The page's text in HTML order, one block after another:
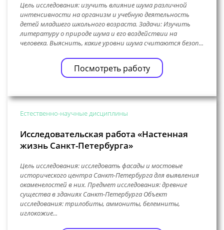
Цель исследования: изучить влияние шума различной
интенсивности на организм и учебную деятельность
детей младшего школьного возраста. Задачи: Изучить
литературу о природе шума и его воздействии на
человека. Выяснить, какие уровни шума считаются безоп...
Посмотреть работу
Естественно-научные дисциплины
Исследовательская работа «Настенная
жизнь Санкт-Петербурга»
Цель исследования: исследовать фасады и мостовые
исторического центра Санкт-Петербурга для выявления
окаменелостей в них. Предмет исследования: древние
существа в зданиях Санкт-Петербурга Объект
исследования: трилобиты, аммониты, белемниты,
иглокожие...